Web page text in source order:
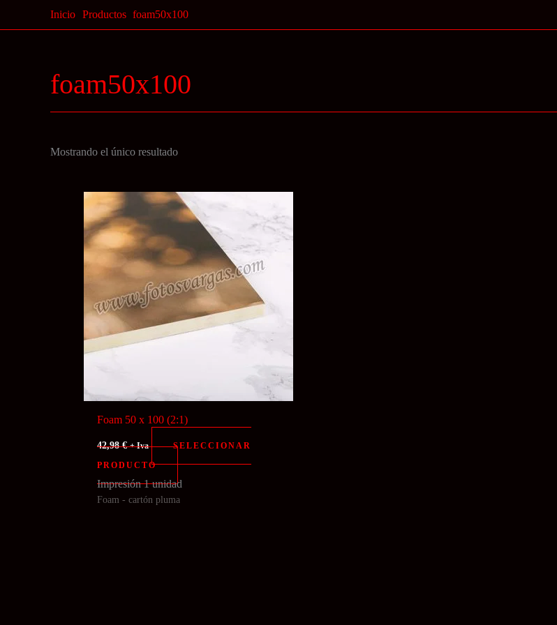
al
Inicio Productos foam50x100
foam50x100
Mostrando el único resultado
Foam 50 x 100 (2:1)
42,98€ + Iva
SELECCIONAR
PRODUCTO
Impresión 1 unidad
Foam - cartón pluma